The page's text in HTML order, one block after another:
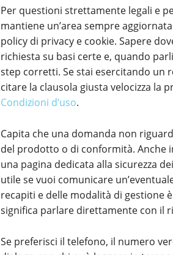
Per questioni strettamente legali e
mantiene un’area sempre
policy di privacy e cookie. Sapere
richiesta su basi certe e, quando
step corretti. Se stai esercitando un
citare la clausola giusta velocizza la
Condizioni d’uso.
Capita che una domanda non
del prodotto o di conformità. Anche
una pagina dedicata alla sicurezza
utile se vuoi comunicare
recapiti e delle modalità di gestione
significa parlare direttamente con il
Se preferisci il telefono, il numero